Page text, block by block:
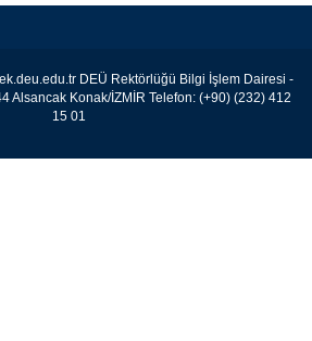
DEÜ Rektörlüğü Bilgi İşlem Dairesi -
Alsancak Konak/İZMİR Telefon: (+90) (232) 412
15 01